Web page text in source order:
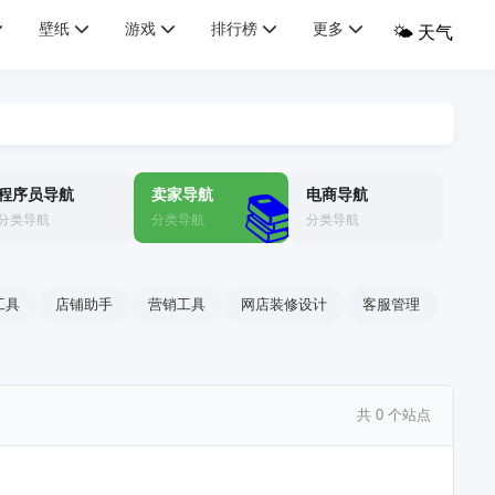
壁纸 游戏 排行榜 更多 🌤️ 天气
序员导航
类导航
卖家导航
分类导航 📚 电商导航
分类导航
具 店铺助手 营销工具 网店装修设计 客服管理
共 0 个站点